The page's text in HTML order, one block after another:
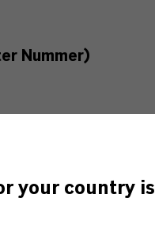
Nummer)
your country is